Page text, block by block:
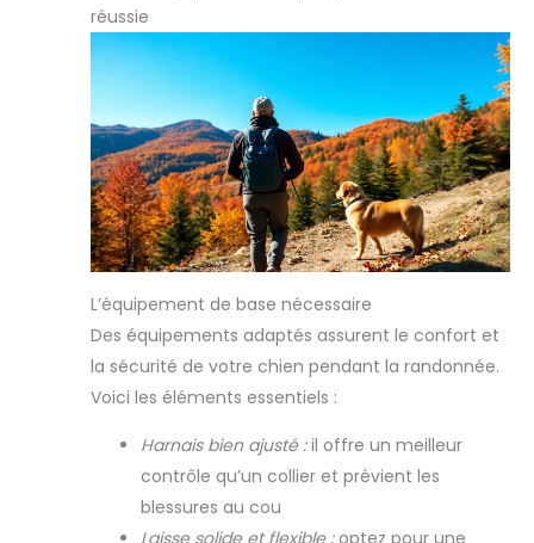
réussie
L’équipement de base nécessaire
Des équipements adaptés assurent le confort et
la sécurité de votre chien pendant la randonnée.
Voici les éléments essentiels :
Harnais bien ajusté :il offre un meilleur
contrôle qu’un collier et prévient les
blessures au cou
Laisse solide et flexible :optez pour une